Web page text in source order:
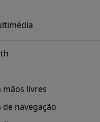
mãos livres
de navegação